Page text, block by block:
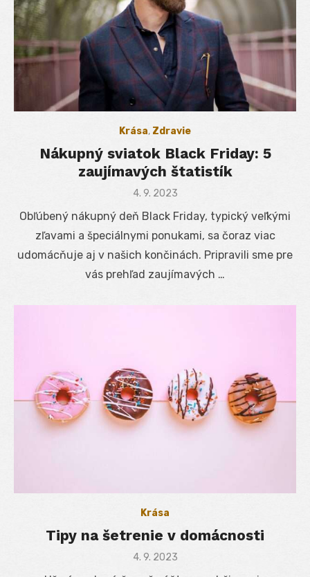
Krása, Zdravie
Nákupný sviatok Black Friday: 5
zaujímavých štatistík
Posted
4. 9. 2023
Obľúbený nákupný deň Black Friday, typický veľkými
zľavami a špeciálnymi ponukami, sa čoraz viac
udomácňuje aj v našich končinách. Pripravili sme pre
vás prehľad zaujímavých …
Krása
Tipy na šetrenie v domácnosti
Posted
4. 9. 2023